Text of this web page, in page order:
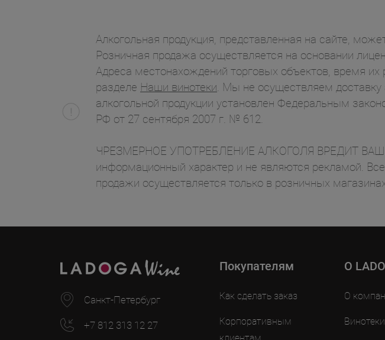
Алкогольная продукция, представленная на сайте,
Розничная продажа осуществляется на основании
Адреса местонахождений торговых объектов, время
разделе Наши винотеки. Мы не осуществляем доставку
алкогольной продукции установлен Федеральным
РФ от 27 сентября 2007 г. № 612.
ЧРЕЗМЕРНОЕ УПОТРЕБЛЕНИЕ АЛКОГОЛЯ ВРЕДИТ
информационный характер и не являются рекламой.
продажи осуществляется только в розничных
Санкт-Петербург
+7 812 313 12 27
Покупателям
Как сделать заказ
Корпоративным
O
О
Винотеки